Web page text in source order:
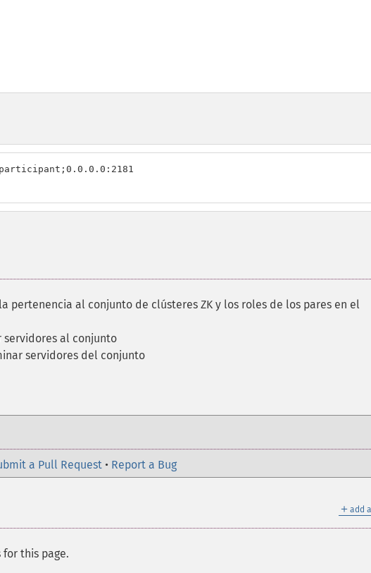
pertenencia al conjunto de clústeres ZK y los roles de los pares en el
servidores al conjunto
servidores del conjunto
a Pull Request • Report a Bug
＋ add
this page.